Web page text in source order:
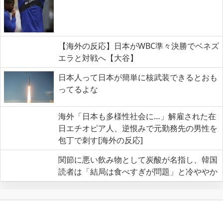
【海外の反応】日本がWBC準々決勝でベネズ
エラと対戦へ【大谷】
日本人って日本が簡単に核武装できるとおも
ってるよな
海外「日本も多様性社会に…」解雇された在
日エチオピア人、逆恨みで元勤務先の男性を
包丁で刺す[海外の反応]
関節に悪い飲み物として炭酸が名指し、韓国
読者は「結局は食べすぎが問題」と冷ややか